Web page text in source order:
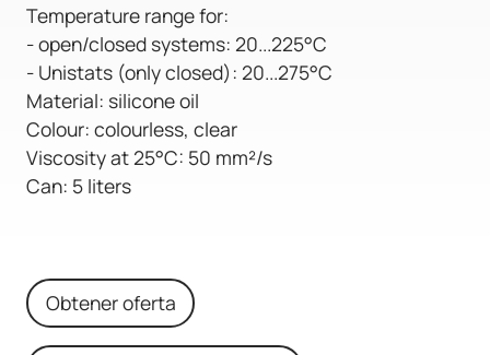
Temperature range for:
- open/closed systems: 20...225°C
- Unistats (only closed): 20...275°C
Material: silicone oil
Colour: colourless, clear
Viscosity at 25°C: 50 mm²/s
Can: 5 liters
Obtener oferta